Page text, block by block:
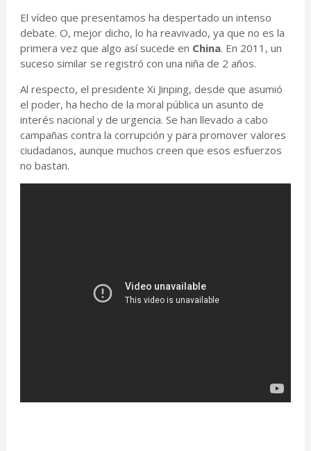
El vídeo que presentamos ha despertado un intenso
debate. O, mejor dicho, lo ha reavivado, ya que no es la
primera vez que algo así sucede en China. En 2011, un
suceso similar se registró con una niña de 2 años.
Al respecto, el presidente Xi Jinping, desde que asumió
el poder, ha hecho de la moral pública un asunto de
interés nacional y de urgencia. Se han llevado a cabo
campañas contra la corrupción y para promover valores
ciudadanos, aunque muchos creen que esos esfuerzos
no bastan.